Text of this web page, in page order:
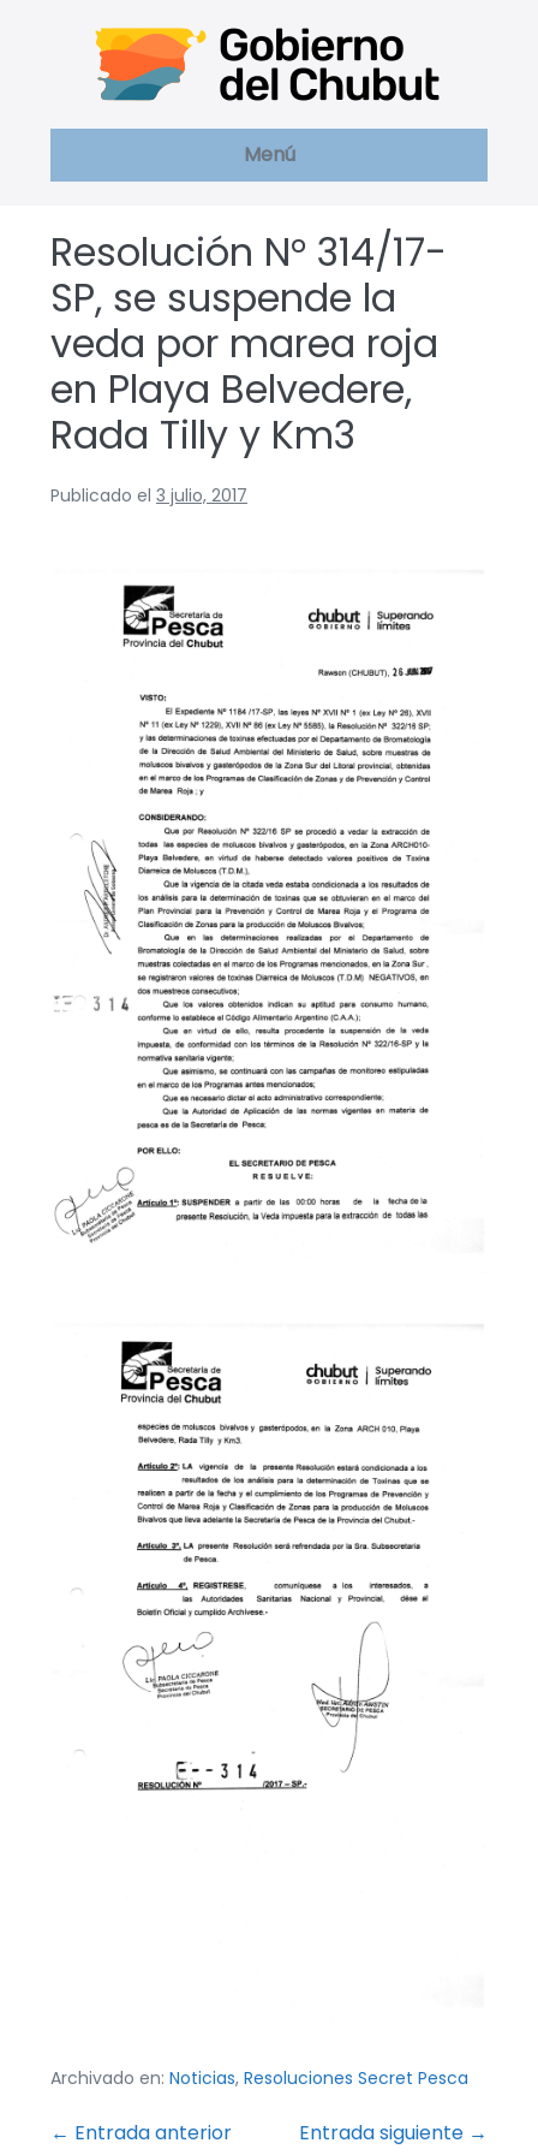
Menú
Resolución N° 314/17-
SP, se suspende la
veda por marea roja
en Playa Belvedere,
Rada Tilly y Km3
Publicado el 3 julio, 2017
Archivado en: Noticias, Resoluciones Secret Pesca
Navegación
← Entrada anterior Entrada siguiente →